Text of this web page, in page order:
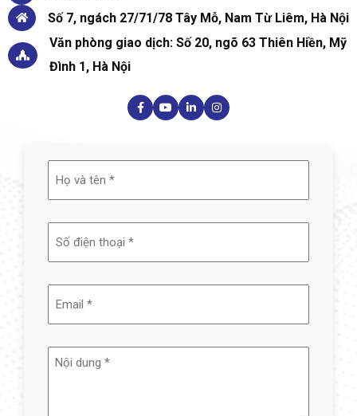
Số 7, ngách 27/71/78 Tây Mỗ, Nam Từ Liêm, Hà Nội
Văn phòng giao dịch: Số 20, ngõ 63 Thiên Hiền, Mỹ
Đình 1, Hà Nội
tên
(Required)
Nội